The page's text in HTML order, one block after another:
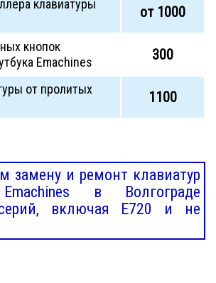
клавиатуры
от 1000
кнопок
Emachines
300
от пролитых
1100
замену и ремонт клавиатур
в Волгограде
включая E720 и не